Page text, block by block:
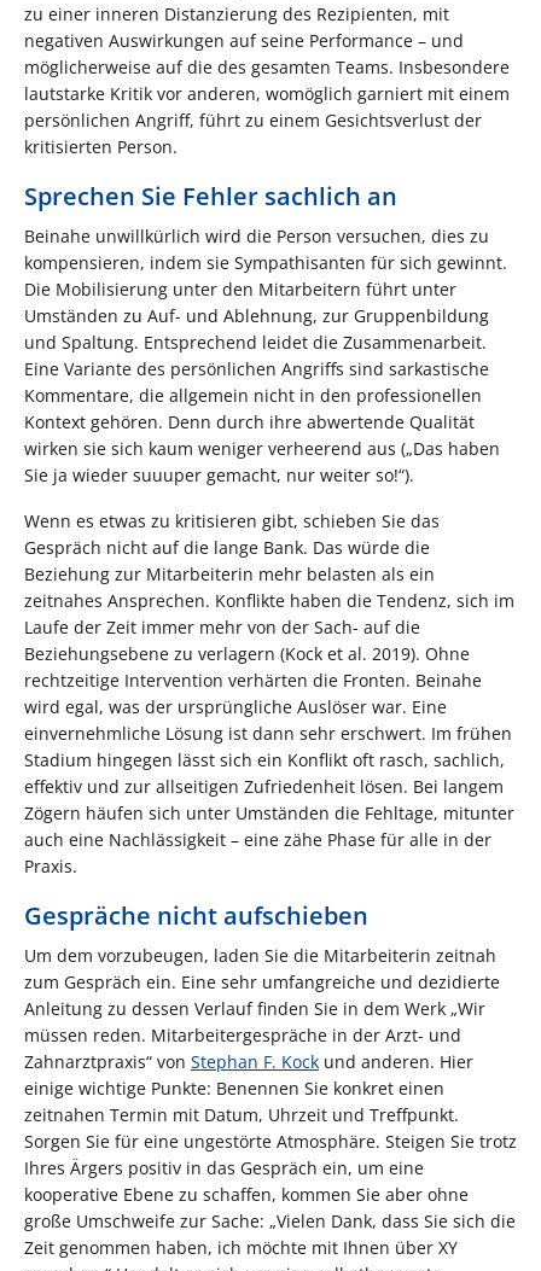
zu einer inneren Distanzierung des Rezipienten, mit
negativen Auswirkungen auf seine Performance – und
möglicherweise auf die des gesamten Teams. Insbesondere
lautstarke Kritik vor anderen, womöglich garniert mit einem
persönlichen Angriff, führt zu einem Gesichtsverlust der
kritisierten Person.
Sprechen Sie Fehler sachlich an
Beinahe unwillkürlich wird die Person versuchen, dies zu
kompensieren, indem sie Sympathisanten für sich gewinnt.
Die Mobilisierung unter den Mitarbeitern führt unter
Umständen zu Auf- und Ablehnung, zur Gruppenbildung
und Spaltung. Entsprechend leidet die Zusammenarbeit.
Eine Variante des persönlichen Angriffs sind sarkastische
Kommentare, die allgemein nicht in den professionellen
Kontext gehören. Denn durch ihre abwertende Qualität
wirken sie sich kaum weniger verheerend aus („Das haben
Sie ja wieder suuuper gemacht, nur weiter so!“).
Wenn es etwas zu kritisieren gibt, schieben Sie das
Gespräch nicht auf die lange Bank. Das würde die
Beziehung zur Mitarbeiterin mehr belasten als ein
zeitnahes Ansprechen. Konflikte haben die Tendenz, sich im
Laufe der Zeit immer mehr von der Sach- auf die
Beziehungsebene zu verlagern (Kock et al. 2019). Ohne
rechtzeitige Intervention verhärten die Fronten. Beinahe
wird egal, was der ursprüngliche Auslöser war. Eine
einvernehmliche Lösung ist dann sehr erschwert. Im frühen
Stadium hingegen lässt sich ein Konflikt oft rasch, sachlich,
effektiv und zur allseitigen Zufriedenheit lösen. Bei langem
Zögern häufen sich unter Umständen die Fehltage, mitunter
auch eine Nachlässigkeit – eine zähe Phase für alle in der
Praxis.
Gespräche nicht aufschieben
Um dem vorzubeugen, laden Sie die Mitarbeiterin zeitnah
zum Gespräch ein. Eine sehr umfangreiche und dezidierte
Anleitung zu dessen Verlauf finden Sie in dem Werk „Wir
müssen reden. Mitarbeitergespräche in der Arzt- und
Zahnarztpraxis“ von Stephan F. Kock und anderen. Hier
einige wichtige Punkte: Benennen Sie konkret einen
zeitnahen Termin mit Datum, Uhrzeit und Treffpunkt.
Sorgen Sie für eine ungestörte Atmosphäre. Steigen Sie trotz
Ihres Ärgers positiv in das Gespräch ein, um eine
kooperative Ebene zu schaffen, kommen Sie aber ohne
große Umschweife zur Sache: „Vielen Dank, dass Sie sich die
Zeit genommen haben, ich möchte mit Ihnen über XY